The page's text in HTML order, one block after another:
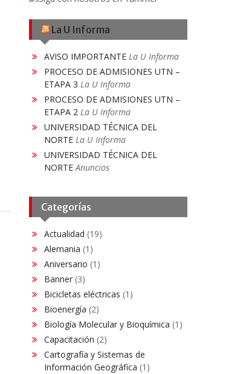
La U Informa
AVISO IMPORTANTE La U Informa
PROCESO DE ADMISIONES UTN –
ETAPA 3 La U Informa
PROCESO DE ADMISIONES UTN –
ETAPA 2 La U Informa
UNIVERSIDAD TÉCNICA DEL
NORTE La U Informa
UNIVERSIDAD TÉCNICA DEL
NORTE Anuncios
Categorías
Actualidad (19)
Alemania (1)
Aniversario (1)
Banner(3)
Bicicletas eléctricas (1)
Bioenergía (2)
Biología Molecular y Bioquímica (1)
Capacitación (2)
Cartografía y Sistemas de
Información Geográfica (1)